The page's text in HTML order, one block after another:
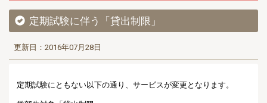
定期試験に伴う「貸出制限」
更新日：2016年07月28日
定期試験にともない以下の通り、サービスが変更となります。